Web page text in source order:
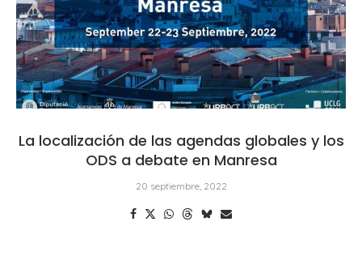
La localización de las agendas globales y los
ODS a debate en Manresa
20 septiembre, 2022